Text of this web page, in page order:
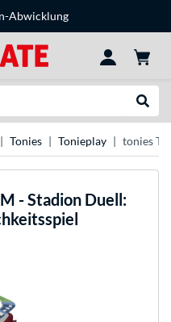
Abwicklung
Tonies Tonieplay tonies
- Stadion Duell: